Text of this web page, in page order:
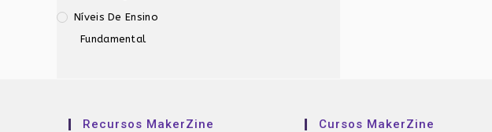
Níveis De Ensino
Fundamental
Recursos MakerZine Cursos MakerZine